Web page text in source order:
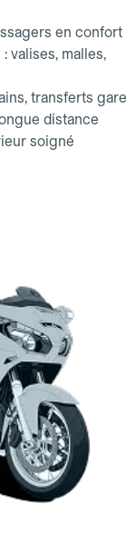
en confort
valises, malles,
transferts gare
distance
soigné